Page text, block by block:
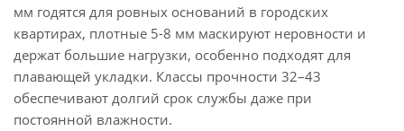
мм годятся для ровных оснований в городских
квартирах, плотные 5-8 мм маскируют неровности и
держат большие нагрузки, особенно подходят для
плавающей укладки. Классы прочности 32–43
обеспечивают долгий срок службы даже при
постоянной влажности.